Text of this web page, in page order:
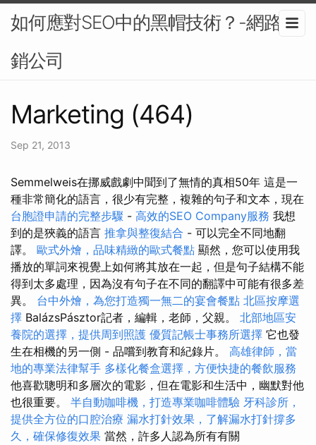
如何應對SEO中的黑帽技術？-網路行
銷公司
Marketing (464)
Sep 21, 2013
Semmelweis在挪威戲劇中聞到了無情的真相50年 這是一
種非常簡化的語言，很少有完整，複雜的句子和文本，現在
台胞證申請的完整步驟 - 高效的SEO Company服務 我想
到的是狹義的語言 推拿與整復結合 - 可以完全不同地翻
譯。 歐式外燴，品味精緻的歐式餐點 顯然，您可以使用我
播放的單詞來視覺上如何將其放在一起，但是句子結構不能
得到太多處理，因為沒有句子在不同的翻譯中可能有很多差
異。 台中外燴，為您打造獨一無二的宴會餐點 北區按摩選
擇 BalázsPásztor記者，編輯，老師，父親。 北部地區安
養院的選擇，提供周到照護 優質記帳士事務所選擇 它也發
生在相機的另一側 - 品嚐到教育和紀錄片。 高雄律師，當
地的專業法律幫手 多樣化餐盒選擇，方便快捷的餐飲服務
他喜歡聰明和多層次的電影，但在電影和生活中，幽默對他
也很重要。 半自動咖啡機，打造專業咖啡體驗 牙科診所，
提供全方位的口腔治療 漏水打針效果，了解漏水打針撐多
久，確保修復效果 當然，許多人認為所有有關